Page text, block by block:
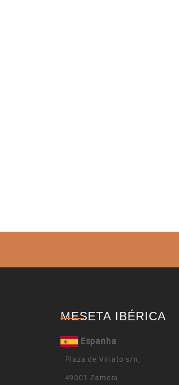
MESETA IBÉRICA
Espanha
Plaza de Viriato s/n,
49001 Zamora​​​​​​​